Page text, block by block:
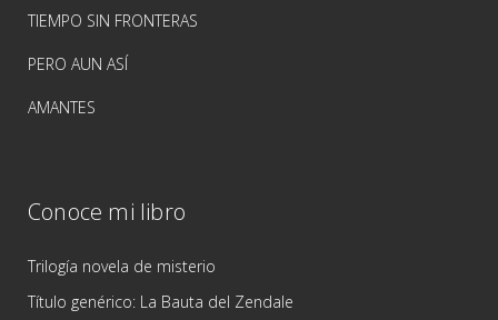
TIEMPO SIN FRONTERAS
PERO AUN ASÍ
AMANTES
Conoce mi libro
Trilogía novela de misterio
Título genérico: La Bauta del Zendale